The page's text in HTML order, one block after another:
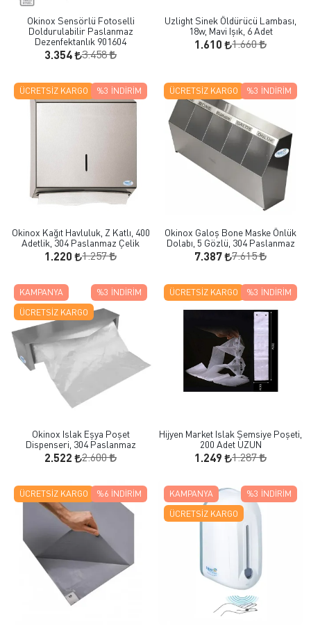
Okinox Sensörlü Fotoselli
Doldurulabilir Paslanmaz
Dezenfektanlık 901604
3.354 3.458
Uzlight Sinek Öldürücü Lambası,
18w, Mavi Işık, 6 Adet
1.610 1.660
ÜCRETSIZ KARGO
Okinox Kağıt Havluluk, Z Katlı, 400
Adetlik, 304 Paslanmaz Çelik
1.220 1.257
%3 İNDIRIM ÜCRETSIZ KARGO
Okinox Galoş Bone Maske Önlük
Dolabı, 5 Gözlü, 304 Paslanmaz
7.387 7.615
%3 İNDIRIM
KAMPANYA
ÜCRETSIZ KARGO
Okinox Islak Eşya Poşet
Dispenseri, 304 Paslanmaz
2.522 2.600
%3 İNDIRIM ÜCRETSIZ KARGO
Hijyen Market Islak Şemsiye Poşeti,
200 Adet UZUN
1.249 1.287
%3 İNDIRIM
ÜCRETSIZ KARGO %6 İNDIRIM
KAMPANYA
ÜCRETSIZ KARGO
%3 İNDIRIM